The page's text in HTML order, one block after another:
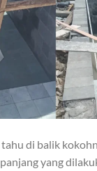
di balik
yang